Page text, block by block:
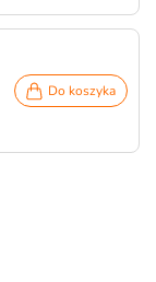
Do koszyka